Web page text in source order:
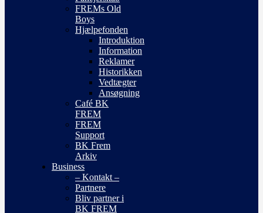
FREMs Old
Boys
Hjælpefonden
Introduktion
Information
Reklamer
Historikken
Vedtægter
Ansøgning
Café BK
FREM
FREM
Support
BK Frem
Arkiv
Business
– Kontakt –
Partnere
Bliv partner i
BK FREM